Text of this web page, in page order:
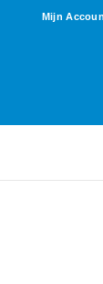
Mijn